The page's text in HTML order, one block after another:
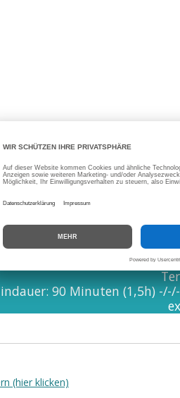
Fehlermeldung über diesen Text
90 Minuten (1,5h)
(hier klicken)